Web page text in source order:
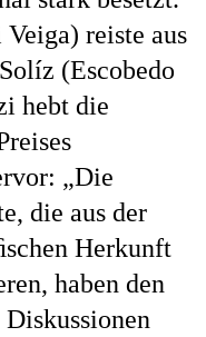
reiste aus
(Escobedo
hebt die
„Die
die aus der
Herkunft
haben den